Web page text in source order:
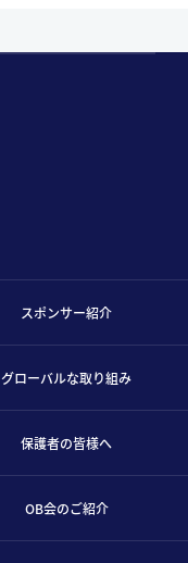
スポンサー紹介
グローバルな取り組み
保護者の皆様へ
OB会のご紹介